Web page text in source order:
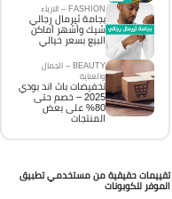
FASHION – الازياء
بجامة ثيرمال رجالي
شيك وأشهر أماكن
البيع بسعر خيالي
BEAUTY – الجمال
والعناية
تخفيضات باث اند بودي
2025 – خصم حتى
80% على بعض
المنتجات
تقييمات حقيقية من مستخدمي تطبيق
الموفر للكوبونات